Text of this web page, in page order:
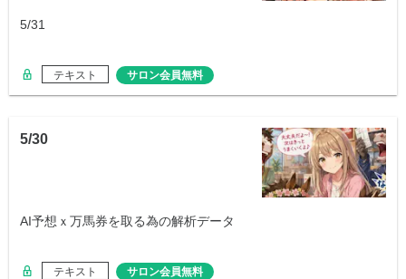
5/31
テキスト サロン会員無料
5/30
AI予想ｘ万馬券を取る為の解析データ
テキスト サロン会員無料